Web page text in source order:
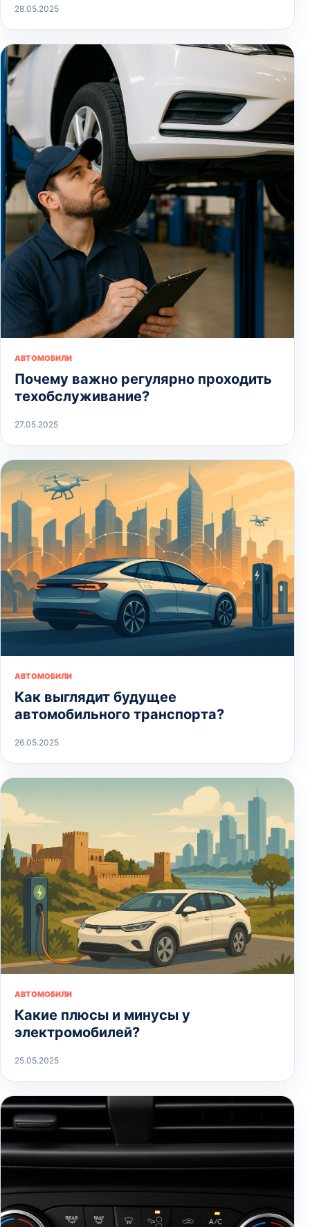
28.05.2025
АВТОМОБИЛИ
Почему важно регулярно проходить
техобслуживание?
27.05.2025
АВТОМОБИЛИ
Как выглядит будущее
автомобильного транспорта?
26.05.2025
АВТОМОБИЛИ
Какие плюсы и минусы у
электромобилей?
25.05.2025